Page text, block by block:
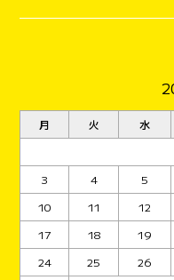
月 火 水
3
4 5
10
11 12
17
18 19
24
25 26